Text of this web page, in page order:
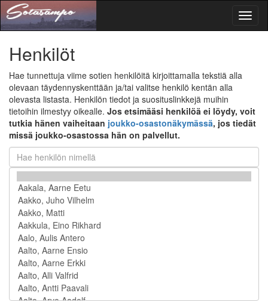
Henkilöt
Hae tunnettuja viime sotien henkilöitä kirjoittamalla tekstiä alla
olevaan täydennyskenttään ja/tai valitse henkilö kentän alla
olevasta listasta. Henkilön tiedot ja suosituslinkkejä muihin
tietoihin ilmestyy oikealle. Jos etsimääsi henkilöä ei löydy, voit
tutkia hänen vaiheitaan joukko-osastonäkymässä, jos tiedät
missä joukko-osastossa hän on palvellut.